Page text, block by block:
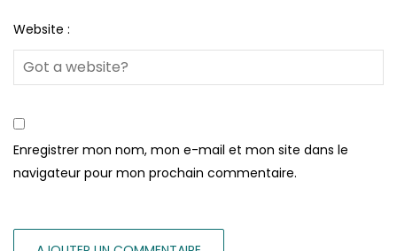
Website :
Enregistrer mon nom, mon e-mail et mon site dans le
navigateur pour mon prochain commentaire.